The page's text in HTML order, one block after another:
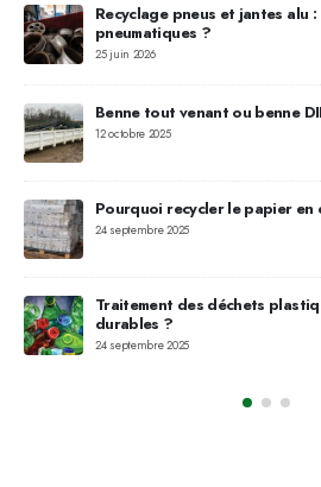
Recyclage pneus et jantes alu
pneumatiques ?
25 juin 2026
Benne tout venant ou benne
12 octobre 2025
Pourquoi recycler le papier en
24 septembre 2025
Traitement des déchets
durables ?
24 septembre 2025